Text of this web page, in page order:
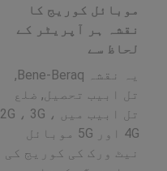
موبائل کوریج کا
نقشہ ہر آپریٹر کے
لحاظ سے
یہ نقشہ Bene-Beraq,
تل ابیب تحصیل, ضلع
تل ابیب میں 2G ، 3G ،
4G اور 5G موبائل
نیٹ ورک کی کوریج کی